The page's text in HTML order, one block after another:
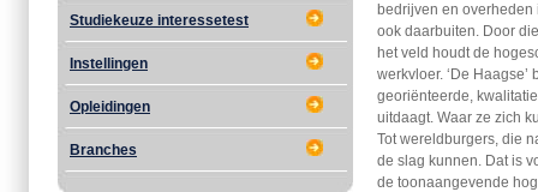
Studiekeuze interessetest
Instellingen
Opleidingen
Branches
bedrijven en
ook daarbuiten. Door
het veld houdt de
werkvloer. ‘De
georiënteerde,
uitdaagt. Waar ze zich
Tot wereldburgers, die
de slag kunnen. Dat is
de toonaangevende